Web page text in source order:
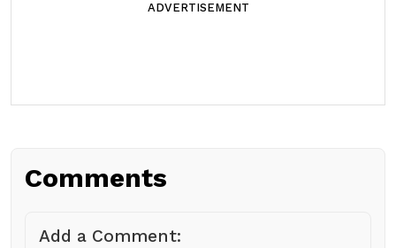
ADVERTISEMENT
Comments
Add a Comment: